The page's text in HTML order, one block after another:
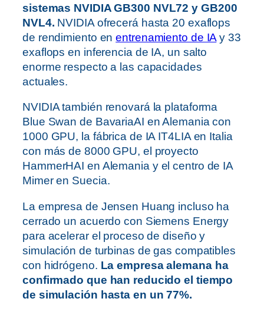
sistemas NVIDIA GB300 NVL72 y GB200
NVL4. NVIDIA ofrecerá hasta 20 exaflops
de rendimiento enentrenamiento de IA y 33
exaflops en inferencia de IA, un salto
enorme respecto a las capacidades
actuales.
NVIDIA también renovará la plataforma
Blue Swan de BavariaAI en Alemania con
1000 GPU, la fábrica de IA IT4LIA en Italia
con más de 8000 GPU, el proyecto
HammerHAI en Alemania y el centro de IA
Mimer en Suecia.
La empresa de Jensen Huang incluso ha
cerrado un acuerdo con Siemens Energy
para acelerar el proceso de diseño y
simulación de turbinas de gas compatibles
con hidrógeno. La empresa alemana ha
confirmado que han reducido el tiempo
de simulación hasta en un 77%.